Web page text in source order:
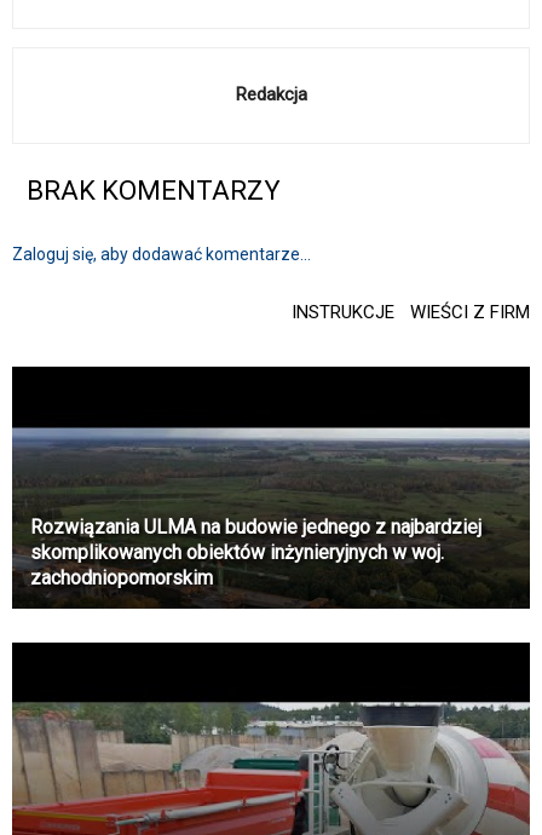
Redakcja
BRAK KOMENTARZY
Zaloguj się, aby dodawać komentarze...
INSTRUKCJE WIEŚCI Z FIRM
Rozwiązania ULMA na budowie jednego z najbardziej
skomplikowanych obiektów inżynieryjnych w woj.
zachodniopomorskim